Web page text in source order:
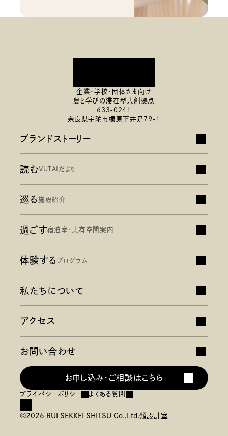
企業・学校・団体さま向け
農と学びの滞在型共創拠点
633-0241
奈良県宇陀市榛原下井足79-1
ブランドストーリー
土地を知る宇陀について
人を知るVUTAIの案内人
デザインを知る共創作品紹介
読むVUTAIだより
体験記
ストーリー
お知らせ
巡る 施設紹介
過ごす宿泊室・共有空間案内
体験する プログラム
教育旅行・宿泊学習
企業研修・視察
私たちについて
アクセス
お問い合わせ
お申し込み・ご相談はこちら
プライバシーポリシー よくある質問
©2026 RUI SEKKEI SHITSU Co.,Ltd.類設計室